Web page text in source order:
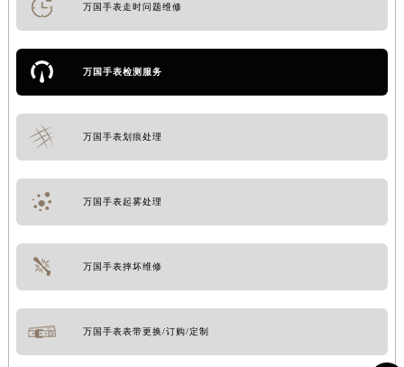
万国手表走时问题维修
万国手表检测服务
万国手表划痕处理
万国手表起雾处理
万国手表摔坏维修
万国手表表带更换/订购/定制